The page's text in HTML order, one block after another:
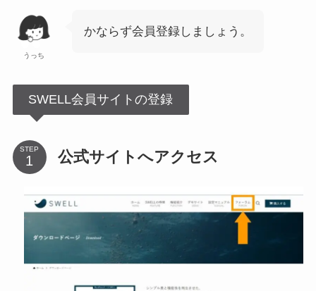
うっち
かならず会員登録しましょう。
SWELL会員サイトの登録
STEP 公式サイトへアクセス